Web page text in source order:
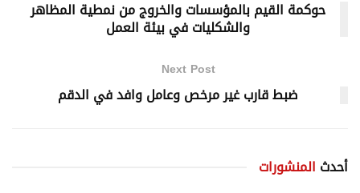
حوكمة القيم بالمؤسسات والخروج من نمطية المظاهر
والشكليات في بيئة العمل
Next Post
ضبط قارب غير مرخص وعامل وافد في الدقم
أحدث المنشورات